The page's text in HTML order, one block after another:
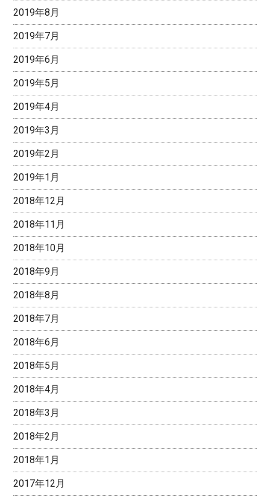
2019年8月
2019年7月
2019年6月
2019年5月
2019年4月
2019年3月
2019年2月
2019年1月
2018年12月
2018年11月
2018年10月
2018年9月
2018年8月
2018年7月
2018年6月
2018年5月
2018年4月
2018年3月
2018年2月
2018年1月
2017年12月